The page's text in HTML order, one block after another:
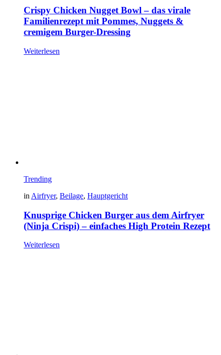
Crispy Chicken Nugget Bowl – das virale
Familienrezept mit Pommes, Nuggets &
cremigem Burger-Dressing
Weiterlesen
Trending
in Airfryer, Beilage, Hauptgericht
Knusprige Chicken Burger aus dem Airfryer
(Ninja Crispi) – einfaches High Protein Rezept
Weiterlesen